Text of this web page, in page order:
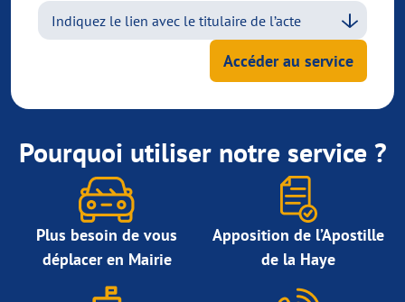
Accéder au service
Pourquoi utiliser notre service ?
Plus besoin de vous
déplacer en Mairie
Apposition de l’Apostille
de la Haye